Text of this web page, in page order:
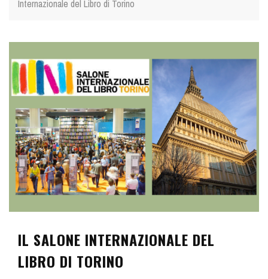
Internazionale del Libro di Torino
IL SALONE INTERNAZIONALE DEL
LIBRO DI TORINO